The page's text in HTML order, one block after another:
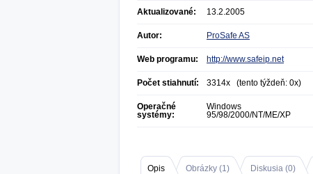
Aktualizované: 13.2.2005
Autor: ProSafe AS
Web programu: http://www.safeip.net
Počet stiahnutí: 3314x (tento týždeň: 0x)
Operačné
systémy:
Windows
95/98/2000/NT/ME/XP
Opis Obrázky (1) Diskusia (0)